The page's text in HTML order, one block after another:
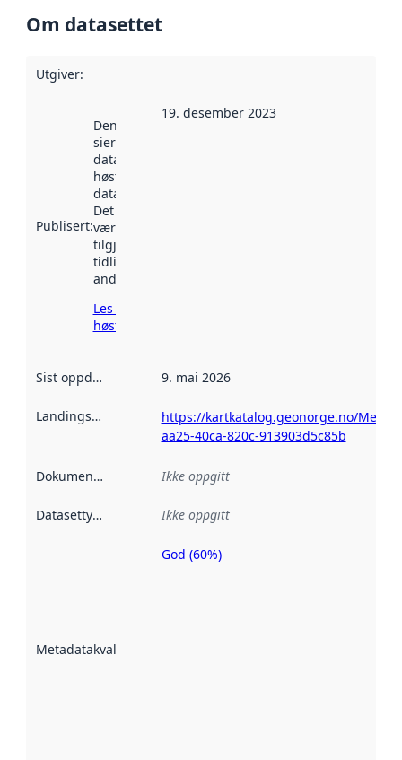
Om datasettet
Utgiver:
Publisert:
Denne datoen
sier når
datasettet ble
høstet av
data.norge.no.
Det kan ha
vært
tilgjengelig
tidligere
andre steder.
Les mer om
høsting her
19. desember 2023
Sist oppdatert 9. mai 2026
Landingsside
https://kartkatalog.geonorge.no/
aa25-40ca-820c-913903d5c85b
Dokumentasjon Ikke oppgitt
Datasettype Ikke oppgitt
Metadatakvalitet
Metadatakvalitet
God (60%)